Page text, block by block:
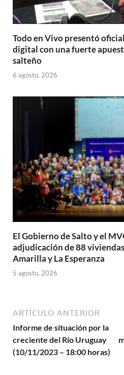
Todo en Vivo presentó
digital con una fuerte
salteño
6 agosto, 2026
El Gobierno de Salto y el
adjudicación de 88
Amarilla y La Esperanza
5 agosto, 2026
ARTÍCULO ANTERIOR
Informe de situación por la
creciente del Río Uruguay
(10/11/2023 – 18:00 horas)